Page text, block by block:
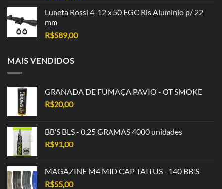
Luneta Rossi 4-12 x 50 EGC Ris Aluminio p/ 22
mm
R$589,00
MAIS VENDIDOS
GRANADA DE FUMAÇA PAVIO - OT SMOKE
R$20,00
BB'S BLS - 0,25 GRAMAS 4000 unidades
R$91,00
MAGAZINE M4 MID CAP TAITUS - 140 BB'S
R$55,00